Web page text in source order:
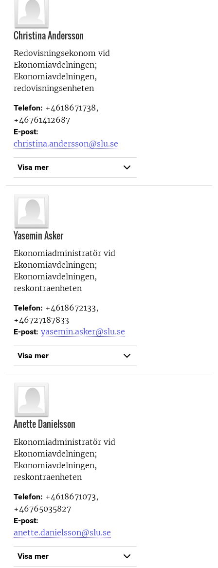
Christina Andersson
Redovisningsekonom vid
Ekonomiavdelningen;
Ekonomiavdelningen,
redovisningsenheten
Telefon: +4618671738,
+46761412687
E-post:
christina.andersson@slu.se
Visa mer
Yasemin Asker
Ekonomiadministratör vid
Ekonomiavdelningen;
Ekonomiavdelningen,
reskontraenheten
Telefon: +4618672133,
+46727187833
E-post: yasemin.asker@slu.se
Visa mer
Anette Danielsson
Ekonomiadministratör vid
Ekonomiavdelningen;
Ekonomiavdelningen,
reskontraenheten
Telefon: +4618671073,
+46765035827
E-post:
anette.danielsson@slu.se
Visa mer